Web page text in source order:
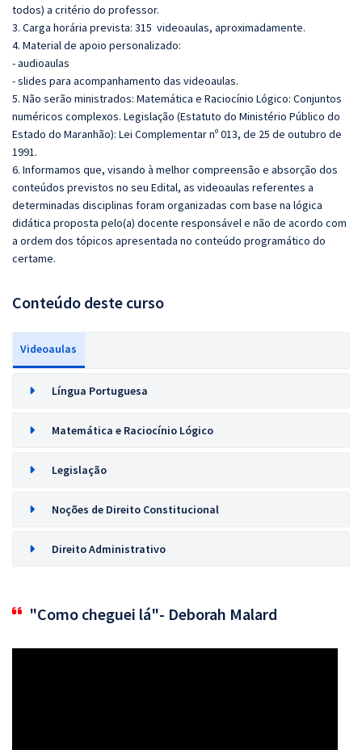
todos) a critério do professor.
3. Carga horária prevista: 315 videoaulas, aproximadamente.
4. Material de apoio personalizado:
- audioaulas
- slides para acompanhamento das videoaulas.
5. Não serão ministrados: Matemática e Raciocínio Lógico: Conjuntos
numéricos complexos. Legislação (Estatuto do Ministério Público do
Estado do Maranhão): Lei Complementar nº 013, de 25 de outubro de
1991.
6. Informamos que, visando à melhor compreensão e absorção dos
conteúdos previstos no seu Edital, as videoaulas referentes a
determinadas disciplinas foram organizadas com base na lógica
didática proposta pelo(a) docente responsável e não de acordo com
a ordem dos tópicos apresentada no conteúdo programático do
certame.
Conteúdo deste curso
Videoaulas
Língua Portuguesa
Matemática e Raciocínio Lógico
Legislação
Noções de Direito Constitucional
Direito Administrativo
"Como cheguei lá"- Deborah Malard